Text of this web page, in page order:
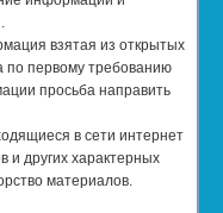
взятая из открытых
по первому требованию
просьба направить
в сети интернет
и других характерных
материалов.